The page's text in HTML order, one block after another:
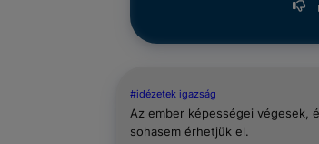
#idézetek igazság
Az ember képességei végesek,
sohasem érhetjük el.